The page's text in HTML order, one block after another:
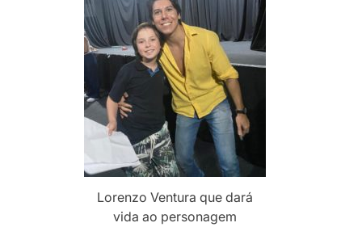
Lorenzo Ventura que dará
vida ao personagem